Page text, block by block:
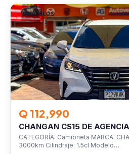
VEHÍCULOS
Q 112,990
CHANGAN CS15 DE
CATEGORÍA: Camioneta MARCA:
3000km Cilindraje: 1.5cl Modelo…